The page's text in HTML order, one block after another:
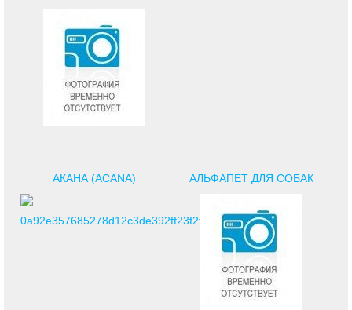
АКАНА (ACANA) АЛЬФАПЕТ ДЛЯ СОБАК